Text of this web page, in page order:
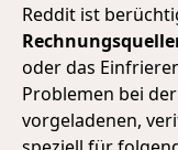
Reddit ist
oder das
Problemen bei
vorgeladenen,